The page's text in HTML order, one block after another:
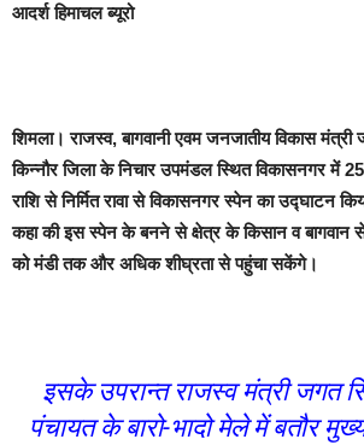
आदर्श हिमाचल ब्यूरो
शिमला। राजस्व, बागवानी एवम जनजातीय विकास
किन्नौर जिला के निचार उपमंडल स्थित विकासनगर में
राशि से निर्मित रावा से विकासनगर स्पेन का उद्घाटन
कहा की इस स्पेन के बनने से क्षेत्र के किसान व बागवान
को मंडी तक और अधिक शीघ्रता से पहुंचा सकेंगे।
इसके उपरान्त राजस्व मंत्री जगत
पंचायत के बारो-भादो मेले में बतौर